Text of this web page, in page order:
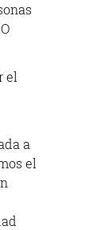
el
a
el